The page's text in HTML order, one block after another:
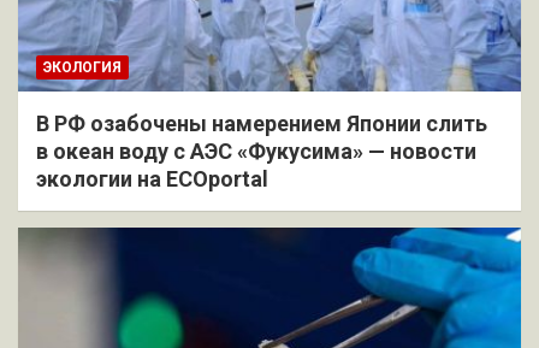
ЭКОЛОГИЯ
В РФ озабочены намерением Японии слить
в океан воду с АЭС «Фукусима» — новости
экологии на ECOportal